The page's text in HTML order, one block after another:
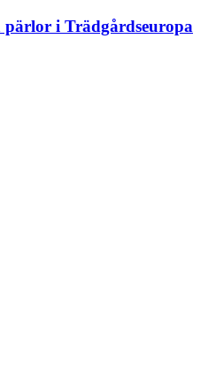
pärlor i Trädgårdseuropa